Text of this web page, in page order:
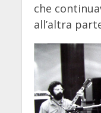
che
all’altra